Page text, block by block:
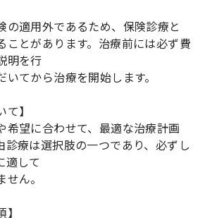
の適用外であるため、保険診療と
ことがあります。治療前には必ず費
明を行
てから治療を開始します。
】
希望に合わせて、最適な治療計画
診療は選択肢の一つであり、必ずし
適して
ん。